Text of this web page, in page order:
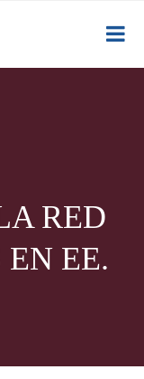
RED
EE.